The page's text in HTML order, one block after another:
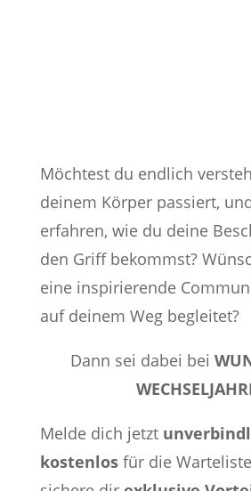
Möchtest du endlich
deinem Körper passiert,
erfahren, wie du deine
den Griff bekommst?
eine inspirierende
auf deinem Weg begleitet?
Dann sei dabei bei
Melde dich jetzt
kostenlosfür die